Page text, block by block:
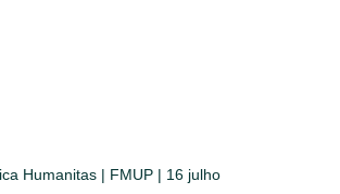
Humanitas | FMUP | 16 julho